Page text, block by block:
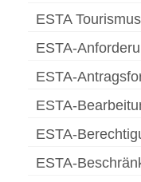
ESTA Tourismus
ESTA-
ESTA-
ESTA-
ESTA-
ESTA-